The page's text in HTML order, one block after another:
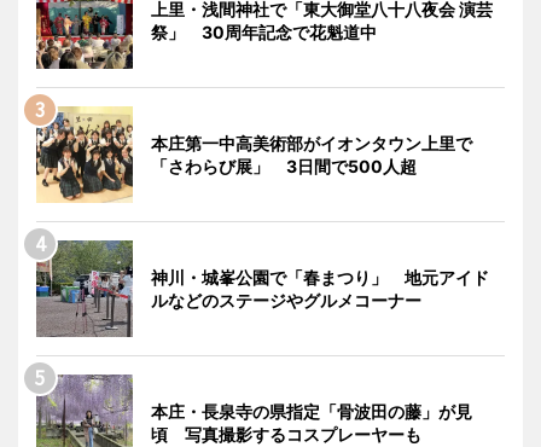
上里・浅間神社で「東大御堂八十八夜会 演芸
祭」 30周年記念で花魁道中
本庄第一中高美術部がイオンタウン上里で
「さわらび展」 3日間で500人超
神川・城峯公園で「春まつり」 地元アイド
ルなどのステージやグルメコーナー
本庄・長泉寺の県指定「骨波田の藤」が見
頃 写真撮影するコスプレーヤーも